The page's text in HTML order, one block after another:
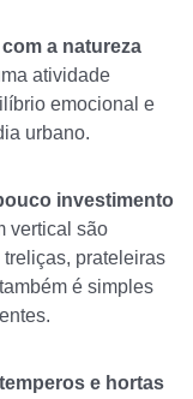
a natureza
atividade
emocional e
urbano.
investimento
vertical são
prateleiras
é simples
e hortas